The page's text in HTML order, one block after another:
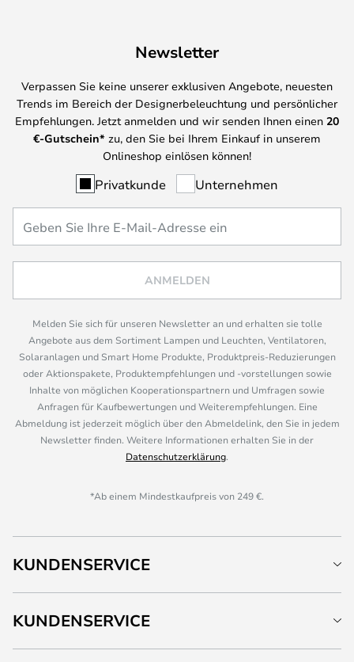
Newsletter
Verpassen Sie keine unserer exklusiven Angebote, neuesten
Trends im Bereich der Designerbeleuchtung und persönlicher
Empfehlungen. Jetzt anmelden und wir senden Ihnen einen 20
€-Gutschein* zu, den Sie bei Ihrem Einkauf in unserem
Onlineshop einlösen können!
Privatkunde Unternehmen
ANMELDEN
Melden Sie sich für unseren Newsletter an und erhalten sie tolle
Angebote aus dem Sortiment Lampen und Leuchten, Ventilatoren,
Solaranlagen und Smart Home Produkte, Produktpreis-Reduzierungen
oder Aktionspakete, Produktempfehlungen und -vorstellungen sowie
Inhalte von möglichen Kooperationspartnern und Umfragen sowie
Anfragen für Kaufbewertungen und Weiterempfehlungen. Eine
Abmeldung ist jederzeit möglich über den Abmeldelink, den Sie in jedem
Newsletter finden. Weitere Informationen erhalten Sie in der
Datenschutzerklärung.
*Ab einem Mindestkaufpreis von 249 €.
KUNDENSERVICE
KUNDENSERVICE